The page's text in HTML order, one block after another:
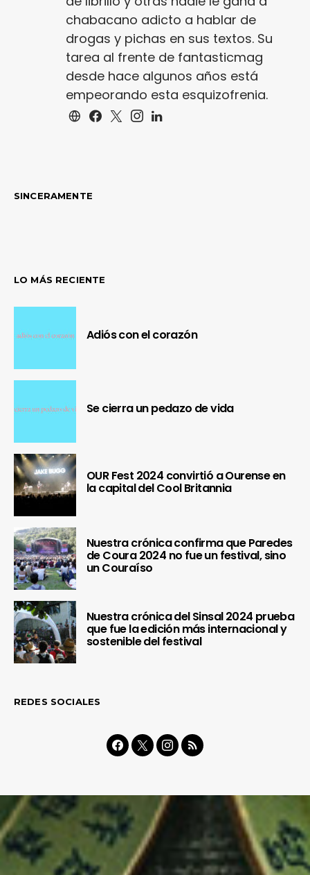
chabacano adicto a hablar de
drogas y pichas en sus textos. Su
tarea al frente de fantasticmag
desde hace algunos años está
empeorando esta esquizofrenia.
SINCERAMENTE
LO MÁS RECIENTE
Adiós con el corazón
Se cierra un pedazo de vida
OUR Fest 2024 convirtió a Ourense en
la capital del Cool Britannia
Nuestra crónica confirma que Paredes
de Coura 2024 no fue un festival, sino
un Couraíso
Nuestra crónica del Sinsal 2024 prueba
que fue la edición más internacional y
sostenible del festival
REDES SOCIALES